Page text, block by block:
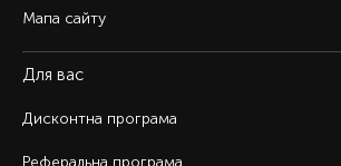
Мапа сайту
Для вас
Дисконтна програма
Реферальна програма